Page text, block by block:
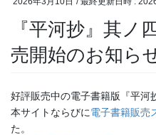
『平河抄』其ノ四 電子書籍版 販
売開始のお知ら
好評販売中の電子書籍版『平河
本サイトならびに電子書籍販売
た。